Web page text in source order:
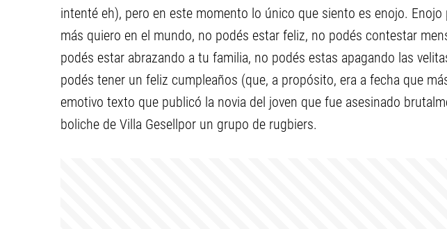
intenté eh), pero en este momento lo único que siento es enojo.
más quiero en el mundo, no podés estar feliz, no podés contestar
podés estar abrazando a tu familia, no podés estas apagando las
podés tener un feliz cumpleaños (que, a propósito, era a fecha que
emotivo texto que publicó la novia del joven que fue asesinado
boliche de Villa Gesellpor un grupo de rugbiers.